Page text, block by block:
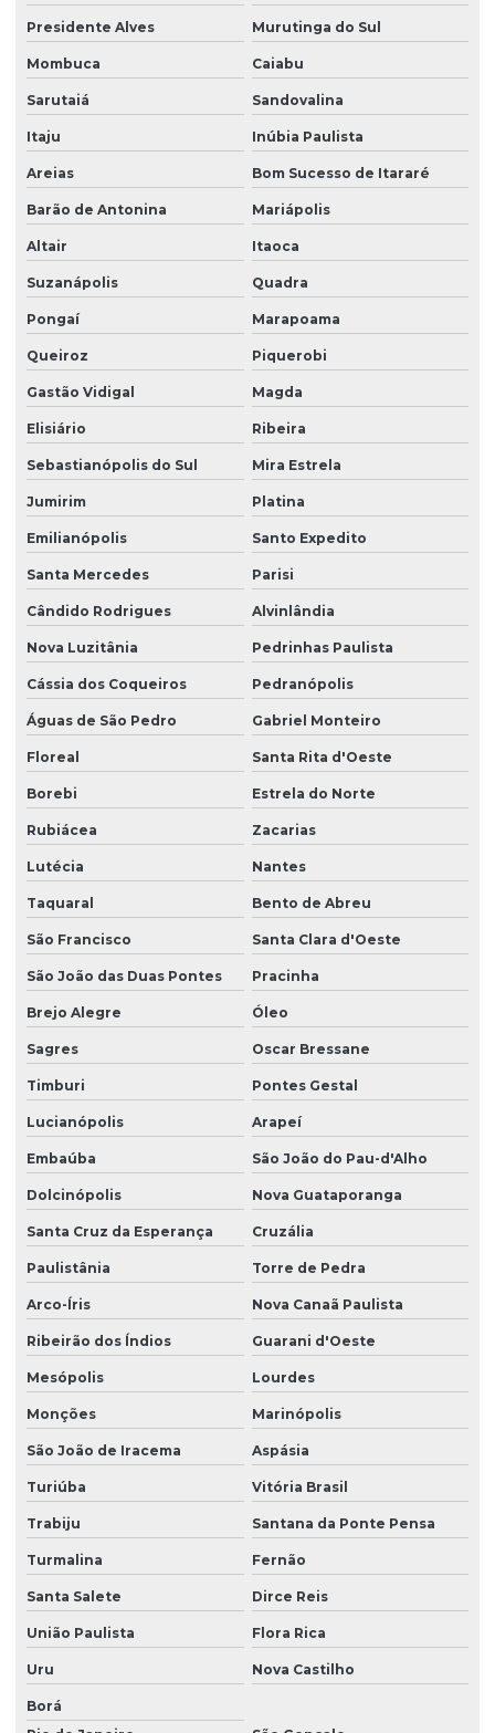
Presidente Alves Murutinga do Sul
Mombuca Caiabu
Sarutaiá Sandovalina
Itaju Inúbia Paulista
Areias Bom Sucesso de Itararé
Barão de Antonina Mariápolis
Altair Itaoca
Suzanápolis Quadra
Pongaí Marapoama
Queiroz Piquerobi
Gastão Vidigal Magda
Elisiário Ribeira
Sebastianópolis do Sul Mira Estrela
Jumirim Platina
Emilianópolis Santo Expedito
Santa Mercedes Parisi
Cândido Rodrigues Alvinlândia
Nova Luzitânia Pedrinhas Paulista
Cássia dos Coqueiros Pedranópolis
Águas de São Pedro Gabriel Monteiro
Floreal Santa Rita d'Oeste
Borebi Estrela do Norte
Rubiácea Zacarias
Lutécia Nantes
Taquaral Bento de Abreu
São Francisco Santa Clara d'Oeste
São João das Duas Pontes Pracinha
Brejo Alegre Óleo
Sagres Oscar Bressane
Timburi Pontes Gestal
Lucianópolis Arapeí
Embaúba São João do Pau-d'Alho
Dolcinópolis Nova Guataporanga
Santa Cruz da Esperança Cruzália
Paulistânia Torre de Pedra
Arco-Íris Nova Canaã Paulista
Ribeirão dos Índios Guarani d'Oeste
Mesópolis Lourdes
Monções Marinópolis
São João de Iracema Aspásia
Turiúba Vitória Brasil
Trabiju Santana da Ponte Pensa
Turmalina Fernão
Santa Salete Dirce Reis
União Paulista Flora Rica
Uru Nova Castilho
Borá